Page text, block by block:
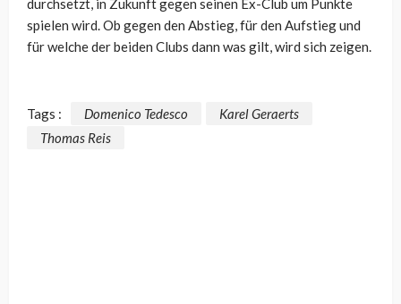
durchsetzt, in Zukunft gegen seinen Ex-Club um Punkte
spielen wird. Ob gegen den Abstieg, für den Aufstieg und
für welche der beiden Clubs dann was gilt, wird sich zeigen.
Tags : Domenico Tedesco
Karel Geraerts
Thomas Reis